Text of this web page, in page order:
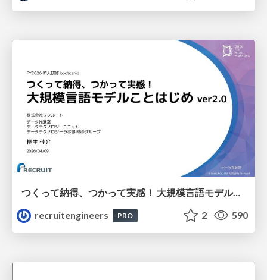
つくって納得、つかって実感！ 大規模言語モデルことはじめ ver2.0
recruitengineers
PRO 2 590